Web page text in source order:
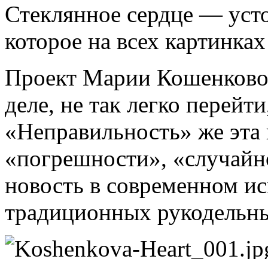
Стеклянное сердце —
которое на всех
Проект Марии
деле, не так легко
«Неправильность» же
«погрешности»,
новость в современном
традиционных